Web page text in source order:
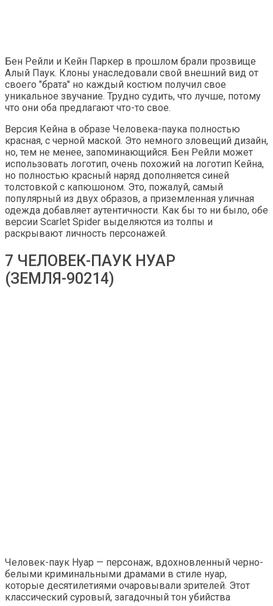
Бен Рейли и Кейн Паркер в прошлом брали прозвище
Алый Паук. Клоны унаследовали свой внешний вид от
своего "брата" но каждый костюм получил свое
уникальное звучание. Трудно судить, что лучше, потому
что они оба предлагают что-то свое.
Версия Кейна в образе Человека-паука полностью
красная, с черной маской. Это немного зловещий дизайн,
но, тем не менее, запоминающийся. Бен Рейли может
использовать логотип, очень похожий на логотип Кейна,
но полностью красный наряд дополняется синей
толстовкой с капюшоном. Это, пожалуй, самый
популярный из двух образов, а приземленная уличная
одежда добавляет аутентичности. Как бы то ни было, обе
версии Scarlet Spider выделяются из толпы и
раскрывают личность персонажей.
7 ЧЕЛОВЕК-ПАУК НУАР
(ЗЕМЛЯ-90214)
Человек-паук Нуар — персонаж, вдохновленный черно-
белыми криминальными драмами в стиле нуар,
которые десятилетиями очаровывали зрителей. Этот
классический суровый, загадочный тон убийства